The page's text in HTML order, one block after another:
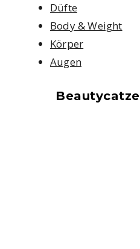
Düfte
Body & Weight
Körper
Augen
Beautycatze